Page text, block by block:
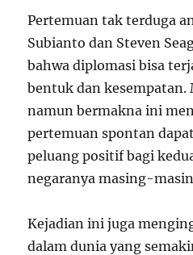
Pertemuan tak terduga
Subianto dan Steven
bahwa diplomasi bisa
bentuk dan kesempatan.
namun bermakna ini
pertemuan spontan
peluang positif bagi
negaranya masing-
Kejadian ini juga
dalam dunia yang